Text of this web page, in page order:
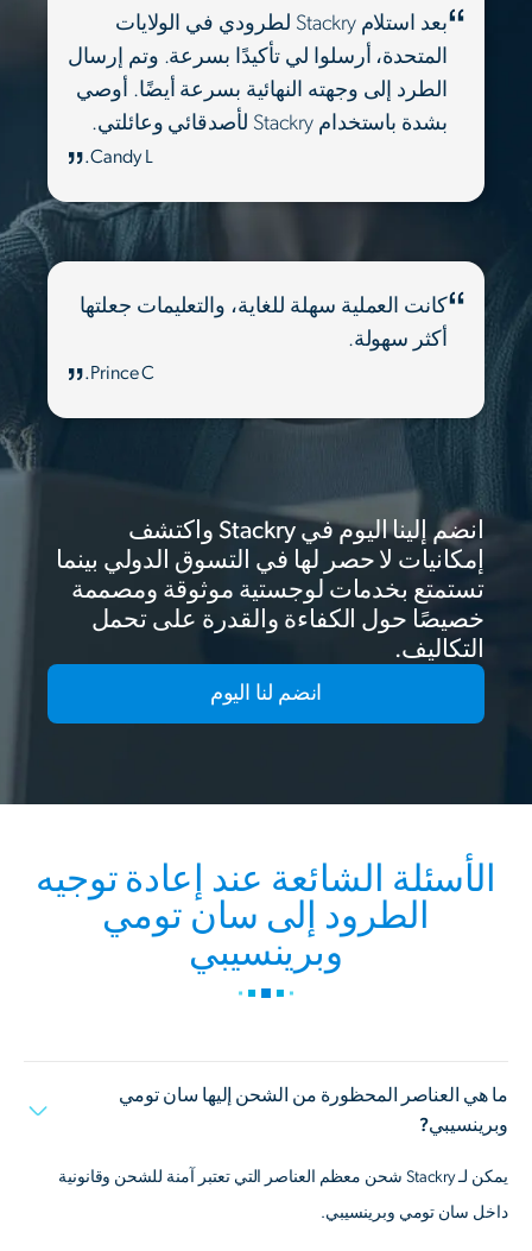
بعد استلام Stackry لطرودي في الولايات
المتحدة، أرسلوا لي تأكيدًا بسرعة. وتم إرسال
الطرد إلى وجهته النهائية بسرعة أيضًا. أوصي
بشدة باستخدام Stackry لأصدقائي وعائلتي.
Candy L.
كانت العملية سهلة للغاية، والتعليمات جعلتها
أكثر سهولة.
Prince C.
انضم إلينا اليوم في Stackry واكتشف
إمكانيات لا حصر لها في التسوق الدولي بينما
تستمتع بخدمات لوجستية موثوقة ومصممة
خصيصًا حول الكفاءة والقدرة على تحمل
التكاليف.
انضم لنا اليوم
الأسئلة الشائعة عند إعادة توجيه
الطرود إلى سان تومي
وبرينسيبي
ما هي العناصر المحظورة من الشحن إليها سان تومي
وبرينسيبي?
يمكن لـ Stackry شحن معظم العناصر التي تعتبر آمنة للشحن وقانونية
داخل سان تومي وبرينسيبي.